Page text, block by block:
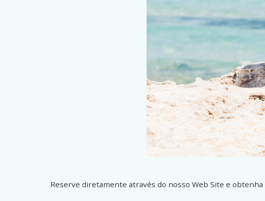
Reserve diretamente através do nosso Web Site e obtenha